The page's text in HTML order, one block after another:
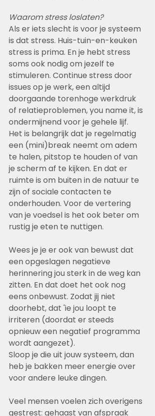
Waarom stress loslaten?
Als er iets slecht is voor je systeem
is dat stress. Huis-tuin-en-keuken
stress is prima. En je hebt stress
soms ook nodig om jezelf te
stimuleren. Continue stress door
issues op je werk, een altijd
doorgaande torenhoge werkdruk
of relatieproblemen, you name it, is
ondermijnend voor je gehele lijf.
Het is belangrijk dat je regelmatig
een (mini)break neemt om adem
te halen, pitstop te houden of van
je scherm af te kijken. En dat er
ruimte is om buiten in de natuur te
zijn of sociale contacten te
onderhouden. Voor de vertering
van je voedsel is het ook beter om
rustig je eten te nuttigen.
Wees je je er ook van bewust dat
een opgeslagen negatieve
herinnering jou sterk in de weg kan
zitten. En dat doet het ook nog
eens onbewust. Zodat jij niet
doorhebt, dat 'ie jou loopt te
irriteren (doordat er steeds
opnieuw een negatief programma
wordt aangezet).
Sloop je die uit jouw systeem, dan
heb je bakken meer energie over
voor andere leuke dingen.
Veel mensen voelen zich overigens
gestrest: gehaast van afspraak